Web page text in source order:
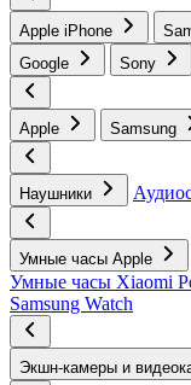
Apple iPhone
Google
Sony
Apple Samsung
Наушники
Умные часы Apple
Умные часы Xiaomi
Samsung Watch
Экшн-камеры и